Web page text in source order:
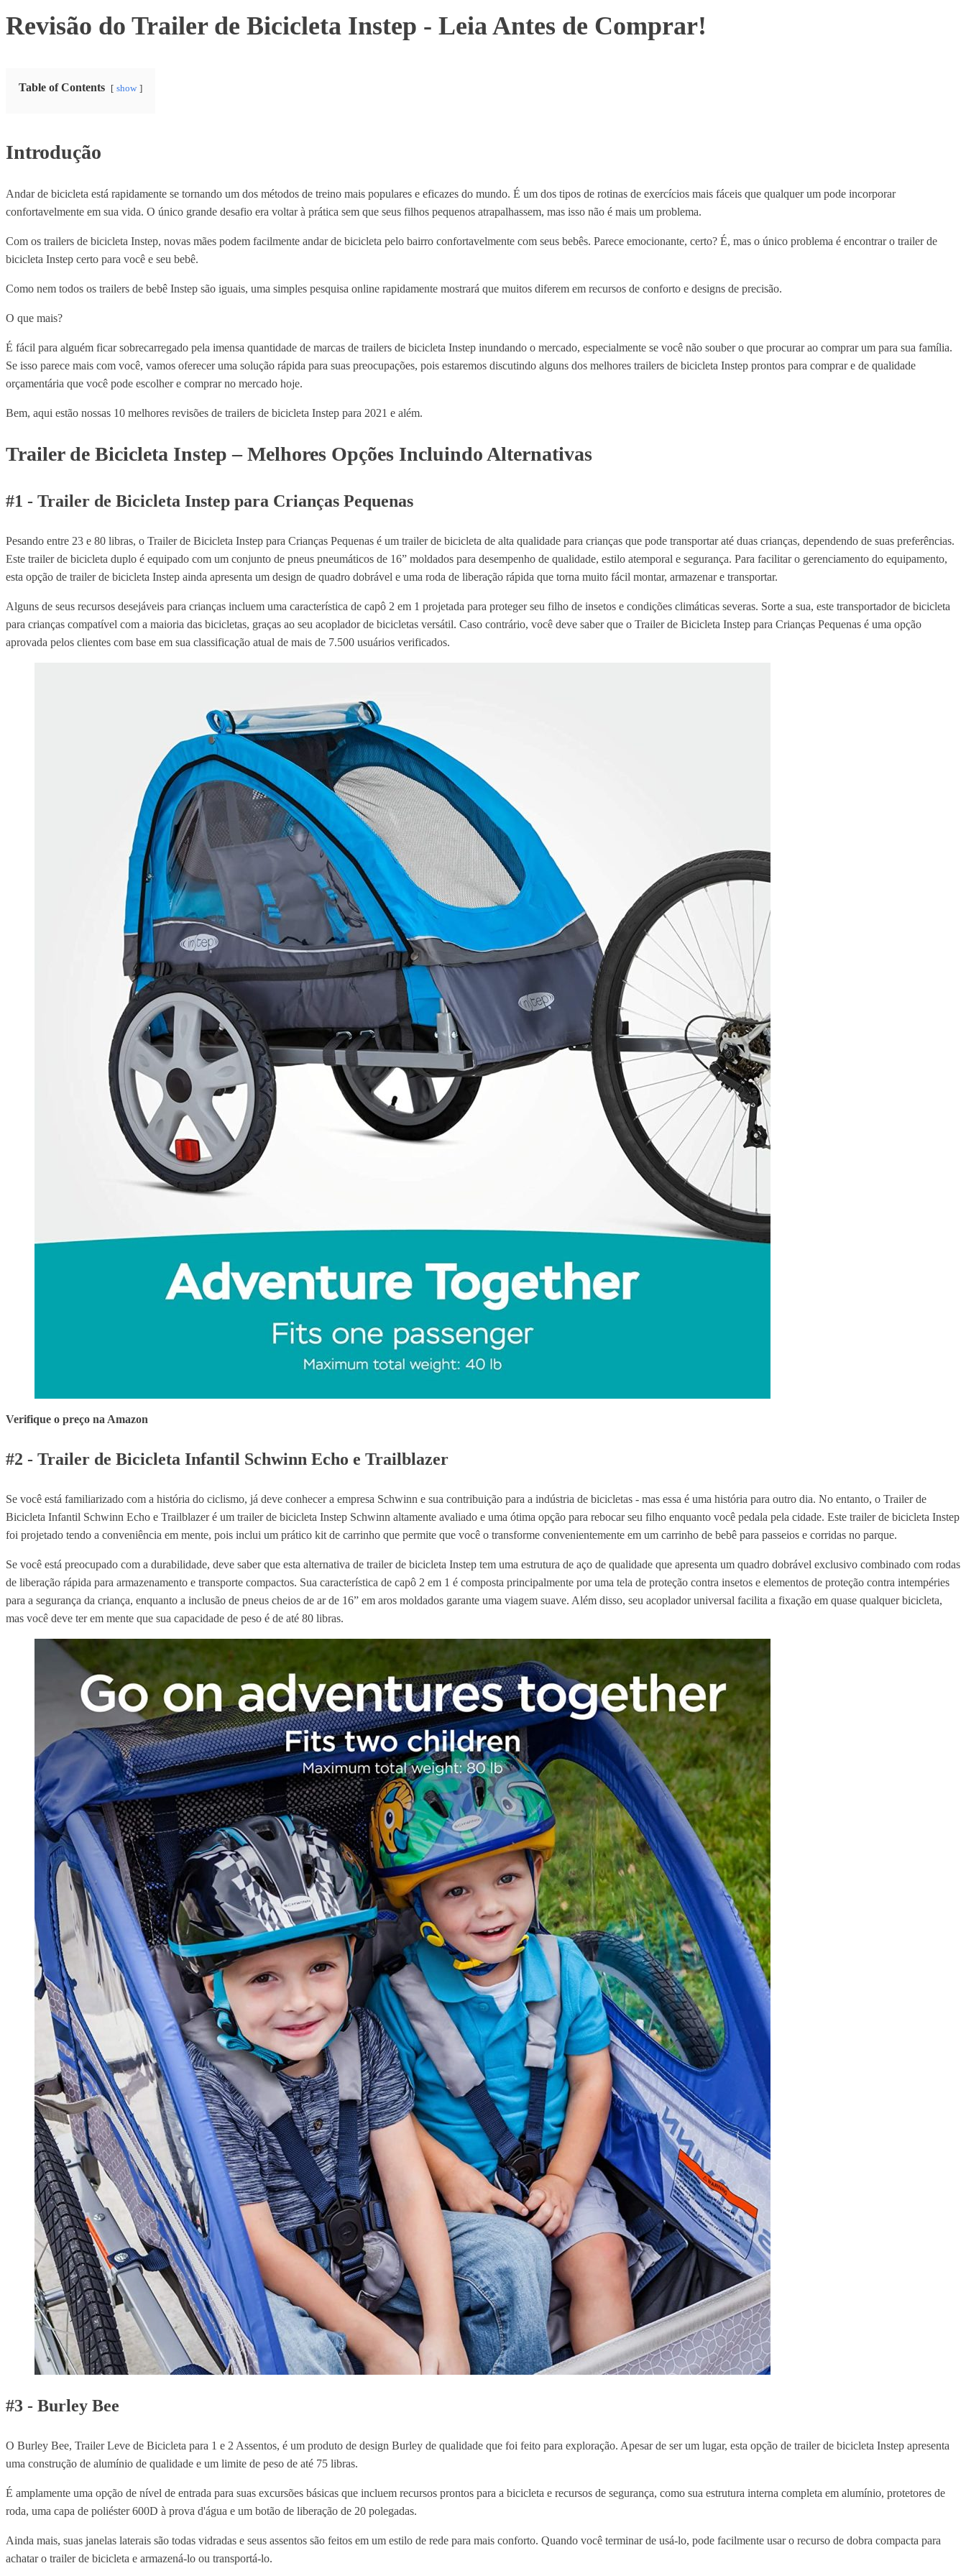
Revisão do Trailer de Bicicleta Instep - Leia Antes de Comprar!
Table of Contents show
Introdução
Andar de bicicleta está rapidamente se tornando um dos métodos de treino mais populares e eficazes do mundo. É um dos tipos de rotinas de exercícios mais fáceis que qualquer um pode incorporar
confortavelmente em sua vida. O único grande desafio era voltar à prática sem que seus filhos pequenos atrapalhassem, mas isso não é mais um problema.
Com os trailers de bicicleta Instep, novas mães podem facilmente andar de bicicleta pelo bairro confortavelmente com seus bebês. Parece emocionante, certo? É, mas o único problema é encontrar o trailer de
bicicleta Instep certo para você e seu bebê.
Como nem todos os trailers de bebê Instep são iguais, uma simples pesquisa online rapidamente mostrará que muitos diferem em recursos de conforto e designs de precisão.
O que mais?
É fácil para alguém ficar sobrecarregado pela imensa quantidade de marcas de trailers de bicicleta Instep inundando o mercado, especialmente se você não souber o que procurar ao comprar um para sua família.
Se isso parece mais com você, vamos oferecer uma solução rápida para suas preocupações, pois estaremos discutindo alguns dos melhores trailers de bicicleta Instep prontos para comprar e de qualidade
orçamentária que você pode escolher e comprar no mercado hoje.
Bem, aqui estão nossas 10 melhores revisões de trailers de bicicleta Instep para 2021 e além.
Trailer de Bicicleta Instep – Melhores Opções Incluindo Alternativas
#1 - Trailer de Bicicleta Instep para Crianças Pequenas
Pesando entre 23 e 80 libras, o Trailer de Bicicleta Instep para Crianças Pequenas é um trailer de bicicleta de alta qualidade para crianças que pode transportar até duas crianças, dependendo de suas preferências.
Este trailer de bicicleta duplo é equipado com um conjunto de pneus pneumáticos de 16” moldados para desempenho de qualidade, estilo atemporal e segurança. Para facilitar o gerenciamento do equipamento,
esta opção de trailer de bicicleta Instep ainda apresenta um design de quadro dobrável e uma roda de liberação rápida que torna muito fácil montar, armazenar e transportar.
Alguns de seus recursos desejáveis para crianças incluem uma característica de capô 2 em 1 projetada para proteger seu filho de insetos e condições climáticas severas. Sorte a sua, este transportador de bicicleta
para crianças compatível com a maioria das bicicletas, graças ao seu acoplador de bicicletas versátil. Caso contrário, você deve saber que o Trailer de Bicicleta Instep para Crianças Pequenas é uma opção
aprovada pelos clientes com base em sua classificação atual de mais de 7.500 usuários verificados.
Verifique o preço na Amazon
#2 - Trailer de Bicicleta Infantil Schwinn Echo e Trailblazer
Se você está familiarizado com a história do ciclismo, já deve conhecer a empresa Schwinn e sua contribuição para a indústria de bicicletas - mas essa é uma história para outro dia. No entanto, o Trailer de
Bicicleta Infantil Schwinn Echo e Trailblazer é um trailer de bicicleta Instep Schwinn altamente avaliado e uma ótima opção para rebocar seu filho enquanto você pedala pela cidade. Este trailer de bicicleta Instep
foi projetado tendo a conveniência em mente, pois inclui um prático kit de carrinho que permite que você o transforme convenientemente em um carrinho de bebê para passeios e corridas no parque.
Se você está preocupado com a durabilidade, deve saber que esta alternativa de trailer de bicicleta Instep tem uma estrutura de aço de qualidade que apresenta um quadro dobrável exclusivo combinado com rodas
de liberação rápida para armazenamento e transporte compactos. Sua característica de capô 2 em 1 é composta principalmente por uma tela de proteção contra insetos e elementos de proteção contra intempéries
para a segurança da criança, enquanto a inclusão de pneus cheios de ar de 16” em aros moldados garante uma viagem suave. Além disso, seu acoplador universal facilita a fixação em quase qualquer bicicleta,
mas você deve ter em mente que sua capacidade de peso é de até 80 libras.
#3 - Burley Bee
O Burley Bee, Trailer Leve de Bicicleta para 1 e 2 Assentos, é um produto de design Burley de qualidade que foi feito para exploração. Apesar de ser um lugar, esta opção de trailer de bicicleta Instep apresenta
uma construção de alumínio de qualidade e um limite de peso de até 75 libras.
É amplamente uma opção de nível de entrada para suas excursões básicas que incluem recursos prontos para a bicicleta e recursos de segurança, como sua estrutura interna completa em alumínio, protetores de
roda, uma capa de poliéster 600D à prova d'água e um botão de liberação de 20 polegadas.
Ainda mais, suas janelas laterais são todas vidradas e seus assentos são feitos em um estilo de rede para mais conforto. Quando você terminar de usá-lo, pode facilmente usar o recurso de dobra compacta para
achatar o trailer de bicicleta e armazená-lo ou transportá-lo.